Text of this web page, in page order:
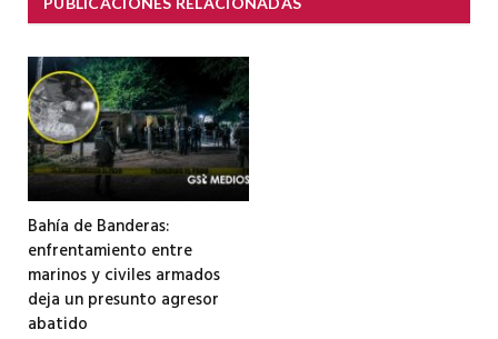
Bahía de Banderas:
enfrentamiento entre
marinos y civiles armados
deja un presunto agresor
abatido